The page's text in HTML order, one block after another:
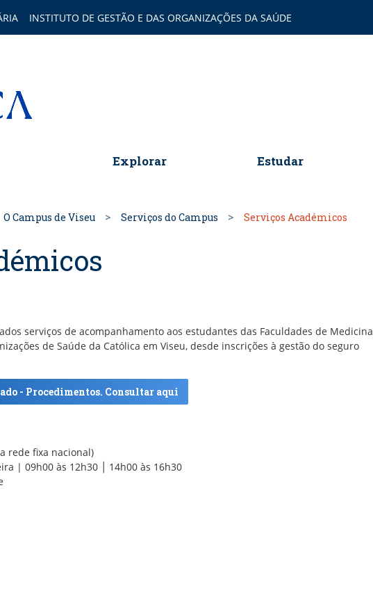
INSTITUTO DE GESTÃO E DAS ORGANIZAÇÕES DA SAÚDE
Explorar Estudar
O Campus de Viseu Serviços do Campus Serviços Académicos
serviços de acompanhamento aos estudantes das Faculdades de Medicina
de Saúde da Católica em Viseu, desde inscrições à gestão do seguro
- Procedimentos. Consultar aqui
rede fixa nacional)
| 09h00 às 12h30 │ 14h00 às 16h30